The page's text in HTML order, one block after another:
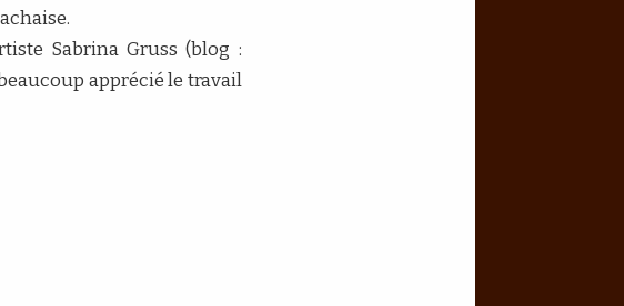
Sabrina Gruss (blog :
apprécié le travail